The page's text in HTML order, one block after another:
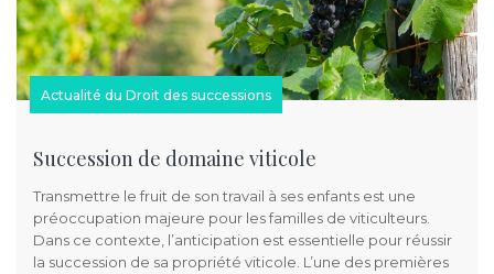
Actualité du Droit des successions
Succession de domaine viticole
Transmettre le fruit de son travail à ses enfants est une
préoccupation majeure pour les familles de viticulteurs.
Dans ce contexte, l’anticipation est essentielle pour réussir
la succession de sa propriété viticole. L’une des premières